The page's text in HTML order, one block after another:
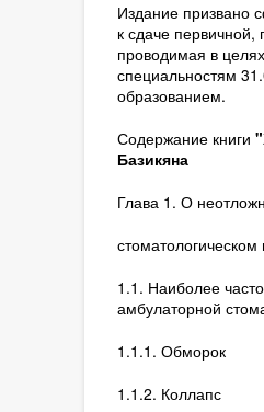
Издание призвано
к сдаче
проводимая в
специальностям
образованием.
Содержание книги
Базикяна
Глава 1. О
1.1. Наиболее
амбулаторной
1.1.1. Обморок
1.1.2. Коллапс